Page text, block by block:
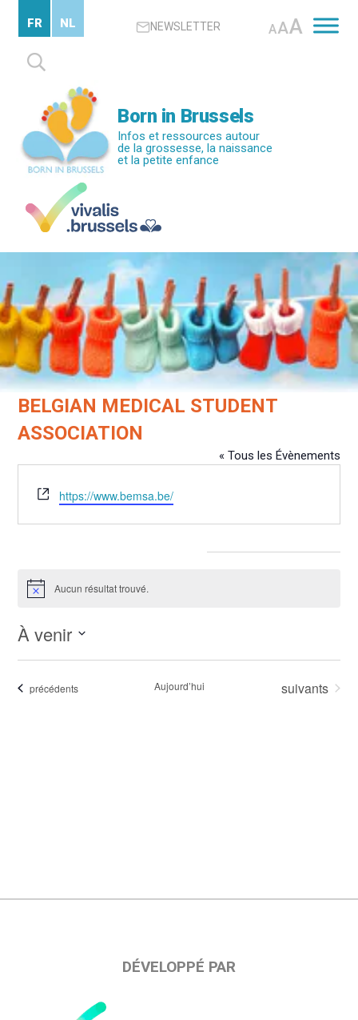
contenu
principal
NEWSLETTER AAA
Rechercher :
FR NL
Born in Brussels
Infos et ressources autour
de la grossesse, la naissance
et la petite enfance
BELGIAN MEDICAL STUDENT
ASSOCIATION
« Tous les Évènements
Site
web
https://www.bemsa.be/
NoticeAucun résultat trouvé.
À venir
date.Évènements
précédents Aujourd’hui Évènements
suivants
DÉVELOPPÉ PAR